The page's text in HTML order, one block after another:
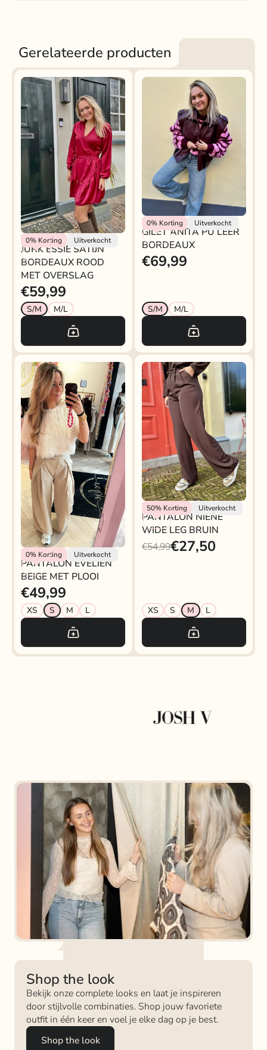
Gerelateerde producten
0% Korting Uitverkocht
Rokjeklokje
JURK ESSIE SATIJN
BORDEAUX ROOD
MET OVERSLAG
€59,99
S/M M/L
0%Korting Uitverkocht
Rokjeklokje
GILET ANITA PU LEER
BORDEAUX
€69,99
S/M M/L
0% Korting Uitverkocht
Rokjeklokje
PANTALON EVELIEN
BEIGE MET PLOOI
€49,99
XS S M L
50%Korting Uitverkocht
Rokjeklokje
PANTALON NIENE
WIDE LEG BRUIN
€54,99€27,50
XS S M L
Shop the look
Bekijk onze complete looks en laat je inspireren
door stijlvolle combinaties. Shop jouw favoriete
outfit in één keer en voel je elke dag op je best.
Shop the look